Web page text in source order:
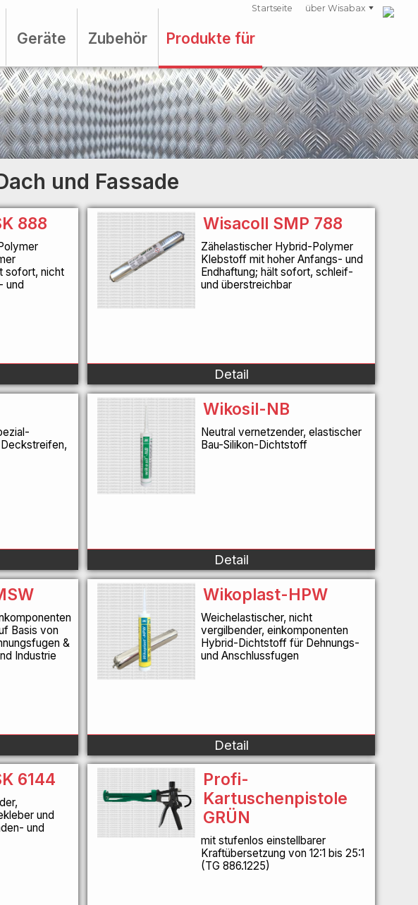
Startseite über Wisabax
Geräte Zubehör Produkte für
und Fassade
888
sofort, nicht
und
Wisacoll SMP 788
Zähelastischer Hybrid-Polymer
Klebstoff mit hoher Anfangs- und
Endhaftung; hält sofort, schleif-
und überstreichbar
Detail
Wikosil-NB
Neutral vernetzender, elastischer
Bau-Silikon-Dichtstoff
Detail
Basis von
&
Industrie
Wikoplast-HPW
Weichelastischer, nicht
vergilbender, einkomponenten
Hybrid-Dichtstoff für Dehnungs-
und Anschlussfugen
Detail
6144
und
und
Profi-
Kartuschenpistole
GRÜN
mit stufenlos einstellbarer
Kraftübersetzung von 12:1 bis 25:1
(TG 886.1225)